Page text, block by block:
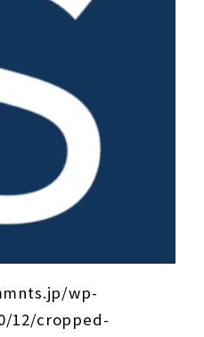
wp-
12/cropped-